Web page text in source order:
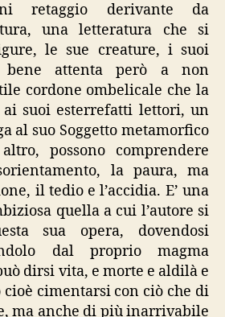
retaggio derivante da
una letteratura che si
le sue creature, i suoi
bene attenta però a non
cordone ombelicale che la
suoi esterrefatti lettori, un
al suo Soggetto metamorfico
possono comprendere
la paura, ma
il tedio e l’accidia. E’ una
quella a cui l’autore si
sua opera, dovendosi
dal proprio magma
dirsi vita, e morte e aldilà e
cimentarsi con ciò che di
ma anche di più inarrivabile